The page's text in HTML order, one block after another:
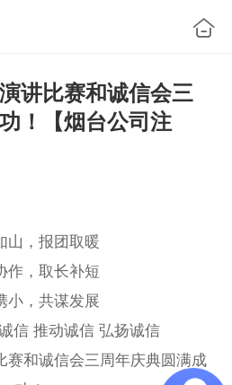
讲比赛和诚信会三
！【烟台公司注
山，报团取暖
作，取长补短
小，共谋发展
信 推动诚信 弘扬诚信
赛和诚信会三周年庆典圆满成